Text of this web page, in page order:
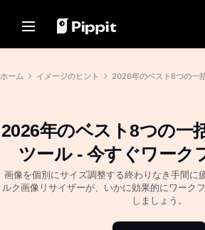
Home
ソリューション
リソース
コンテンツハブ
ソリューション
リソース
コミュニティ
Eコマース PowerLab
TikTok広告マネージャー
お客様の声
KraftGeekのストーリー
Paw Smartのストーリー
コンテンツハブ
画像のヒント
2024年の最高の8つの一括画像
リサイザー
透明背景のヒント
プロモーションのヒント
売上を伸ばすプロモーションビ
AIモデル
AIモデル
Seedream
Seedance
Nano Banana Pro
ホーム イメージのヒント
2026年のベスト8つの一
ツール - 今すぐワーク
画像を個別にサイズ調整する終わりなき手間に
ルク画像リサイザーが、いかに効果的にワーク
しましょう。